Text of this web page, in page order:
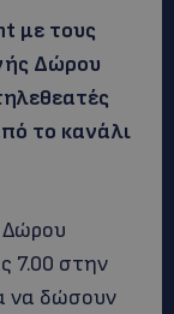
με τους
Δώρου
το κανάλι
Δώρου
7.00 στην
να δώσουν